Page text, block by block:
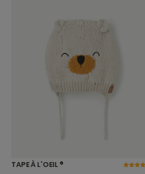
TAPE À L'OEIL ®